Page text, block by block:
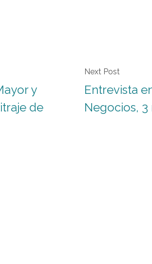
y
de
Next Post
Entrevista
Negocios, 3